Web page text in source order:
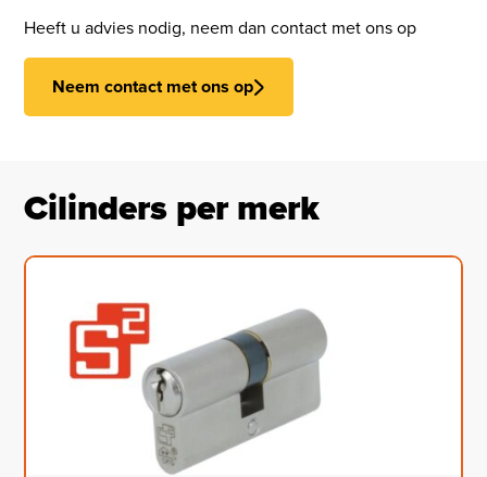
Heeft u advies nodig, neem dan contact met ons op
Neem contact met ons op
Cilinders per merk